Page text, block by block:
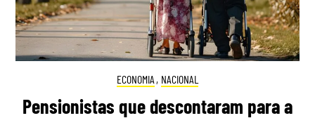
ECONOMIA , NACIONAL
Pensionistas que descontaram para a